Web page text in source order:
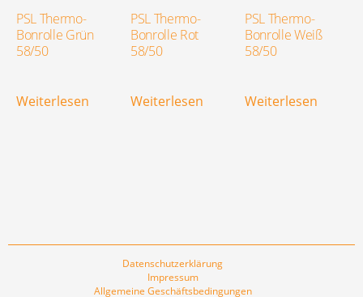
PSL Thermo-
Bonrolle Grün
58/50
Weiterlesen
PSL Thermo-
Bonrolle Rot
58/50
Weiterlesen
PSL Thermo-
Bonrolle Weiß
58/50
Weiterlesen
Datenschutzerklärung
Impressum
Allgemeine Geschäftsbedingungen